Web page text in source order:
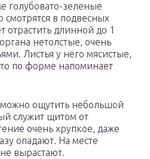
голубовато-зеленые
в подвесных
длинной до 1
нетолстые, очень
Листья у него мясистые,
по форме напоминает
можно ощутить небольшой
служит щитом от
очень хрупкое, даже
опадают. На месте
вырастают.